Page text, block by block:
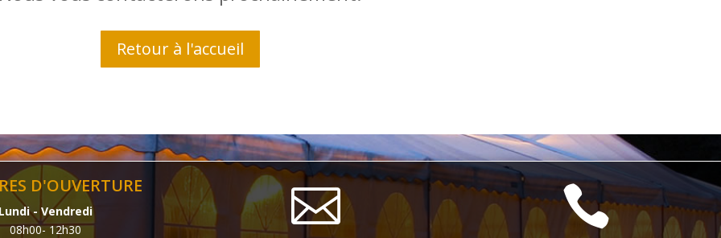
Retour à l'accueil
D'OUVERTURE
- Vendredi
08h00- 12h30
 